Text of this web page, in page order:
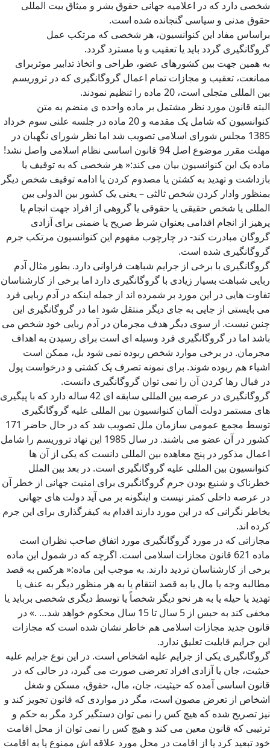
شخصی دارد که در اعلامیه جهانی حقوق بشر و میثاق بیت المللی
حقوق مدنی و سیاسی گنجانده شده است.
براساس مفاد این کنوانسیون، هر شخصی که مرتکب عمل
گروگانگیری گردد باید یا تعقیب و یا مسترد گردد.
به همین جهت بین کشورهای عضو، طراحی و اتخاذ تدابیر موثربرای
ممانعت، تعقیب و مجازات تمام اعمال گروگانگیری که در تروریسم
بین المللی متجلی است، 20 ماده را تنظیم نمودند.
البته قانون مورد نظر مشتمل بر ماده واحده ی منضم به متن
کنوانسیون که شامل یک مقدمه و 20 ماده در جلسه علنی سوم خرداد
1385 مجلس شورای اسلامی تصویب شد اما نظر شورای نگهبان در
مهلت مقرر موضوع اصل 94 قانون اساسی نظام اسلامی واصل نشد!
ماده یک این کنوانسیون بیان می کند:« هر شخصی که به توقیف یا
بازداشت و تهدید به کشتن یا مصدوم کردن یا ادامه توقیف شخص دیگر
بمنظور وادار کردن شخص ثالثی – یعنی یک کشور بین الدولی بین
المللی یا شخص حقیقی یا حقوقی یا گروهی از افراد جهت انجام یا
پرهیز از انجام اقدامی بعنوان شرط صریح یا ضمنی برای آزادی
گروگان مبادرت کند- در چارچوب مفهوم این کنوانسیون مرتکب جرم
گروگانگیری شده است.
گروگانگیری با برخی از جرایم شباهت فراوانی دارد. بطور مثال آدم
ربایی شباهت بسیار زیادی با گروگانگیری دارد اما برخی از کارشناسان
تفاوت هایی در این مورد بر شمرده اند از جمله اینکه در آدم ربایی فرد
می بایستی از جایی به جای دیگر منتقل شود اما در گروگانگیری این
چنین نیست. از سوی دیگر هدف مجرمان در آدم ربایی خود شخص می
باشد اما در گروگانگیری فرد وسیله ای است برای رسیدن به اهداف
مجرمان. در برخی موارد شخص ربوده نمی شود بل، ممکن است
اشیاء هم ربوده شوند. برای نمونه تصرف یک کشتی و درخواست پول
در قبال رها کردن آن را نمی توان گروگانگیری دانست.
گروگانگیری در عرصه بین المللی سابقه ای 42 ساله دارد که با پیگیری
های مستمر دولت آلمان کنوانسیون بین المللی علیه گروگانگیری
توسط مجمع عمومی سازمان ملل تصویب شد که در حال حاضر 171
کشور در آن عضو می باشند. در سال 1985 این نهاد تروریسم را شامل
اعمال مذکور در پنج معاهده بین المللی دانست که یکی از آن ها
کنوانسیون بین المللی علیه گروگانگیری است. در بعد بین الملل
خطرناک و شنیع بودن جرم گروگانگیری برای امنیت جهانی از خطر آن
در عرصه داخلی کمتر نیست و اینگونه بر می آید دولت های جهانی
بخاطر نگرانی که در این مورد دارند اقدام به کیفرگذاری برای این جرم
کرده اند.
مجازاتی که در مورد گروگانگیری مورد اتفاق صاحب نظران است
ماده 621 قانون مجازات اسلامی است. اگرچه که در شمول این ماده
برخی از کارشناسان تردید دارند. به موجب این ماده:« هرکس به قصد
مطالبه وجه یا مال یا به قصد انتقام یا به هر منظور دیگر به عنف یا
تهدید یا حیله یا به هر نحو دیگر شخصاً یا توسط دیگری شخصی برباید یا
مخفی کند به حبس از 5 سال تا 15 سال محکوم خواهد شد… .» در
قانون جدید مجازات اسلامی هم خاطر نشان شده است که مجازات
این جرایم قابلیت تعلیق ندارد.
گروگانگیری یکی از جرایم علیه اشخاص است. در این نوع جرایم علیه
حیثیت، جان یا آزادی افراد تعرضی صورت می گیرد، در حالی که در
قانون اساسی آمده که حیثیت، جان، مال، حقوق، مسکن و شغل
اشخاص از تعرض مصون است، مگر در مواردی که قانون تجویز کند و
نیز تصریح شده که هیچ کس را نمی توان دستگیر کرد مگر به حکم و
ترتیبی که قانون معین می کند و هیچ کس را نمی توان از محل اقامت
خود تبعید کرد یا از اقامت در محل مورد علاقه اش ممنوع یا به اقامت